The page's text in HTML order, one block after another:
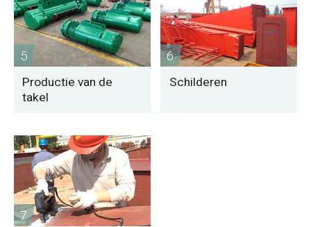
5
Productie van de
takel
6
Schilderen
7